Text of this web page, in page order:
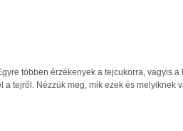
többen érzékenyek a tejcukorra, vagyis
a tejről. Nézzük meg, mik ezek és melyiknek